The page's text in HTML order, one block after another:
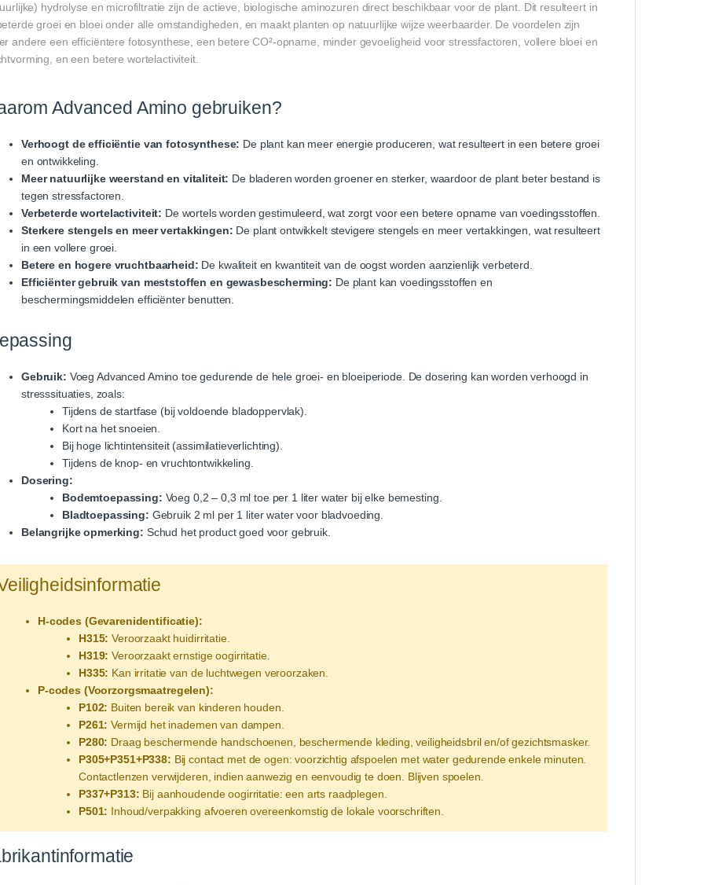
hydrolyse en microfiltratie zijn de actieve, biologische aminozuren direct beschikbaar voor de plant. Dit resulteert in
groei en bloei onder alle omstandigheden, en maakt planten op natuurlijke wijze weerbaarder. De voordelen zijn
andere een efficiëntere fotosynthese, een betere CO²-opname, minder gevoeligheid voor stressfactoren, vollere bloei en
en een betere wortelactiviteit.
Advanced Amino gebruiken?
Verhoogt de efficiëntie van fotosynthese: De plant kan meer energie produceren, wat resulteert in een betere groei
en ontwikkeling.
Meer natuurlijke weerstand en vitaliteit: De bladeren worden groener en sterker, waardoor de plant beter bestand is
tegen stressfactoren.
Verbeterde wortelactiviteit: De wortels worden gestimuleerd, wat zorgt voor een betere opname van voedingsstoffen.
Sterkere stengels en meer vertakkingen: De plant ontwikkelt stevigere stengels en meer vertakkingen, wat resulteert
in een vollere groei.
Betere en hogere vruchtbaarheid: De kwaliteit en kwantiteit van de oogst worden aanzienlijk verbeterd.
Efficiënter gebruik van meststoffen en gewasbescherming: De plant kan voedingsstoffen en
beschermingsmiddelen efficiënter benutten.
Gebruik: Voeg Advanced Amino toe gedurende de hele groei- en bloeiperiode. De dosering kan worden verhoogd in
stresssituaties, zoals:
Tijdens de startfase (bij voldoende bladoppervlak).
Kort na het snoeien.
Bij hoge lichtintensiteit (assimilatieverlichting).
Tijdens de knop- en vruchtontwikkeling.
Dosering:
Bodemtoepassing: Voeg 0,2 – 0,3 ml toe per 1 liter water bij elke bemesting.
Bladtoepassing: Gebruik 2 ml per 1 liter water voor bladvoeding.
Belangrijke opmerking: Schud het product goed voor gebruik.
H-codes (Gevarenidentificatie):
H315: Veroorzaakt huidirritatie.
H319: Veroorzaakt ernstige oogirritatie.
H335: Kan irritatie van de luchtwegen veroorzaken.
P-codes (Voorzorgsmaatregelen):
P102: Buiten bereik van kinderen houden.
P261: Vermijd het inademen van dampen.
P280: Draag beschermende handschoenen, beschermende kleding, veiligheidsbril en/of gezichtsmasker.
P305+P351+P338: Bij contact met de ogen: voorzichtig afspoelen met water gedurende enkele minuten.
Contactlenzen verwijderen, indien aanwezig en eenvoudig te doen. Blijven spoelen.
P337+P313: Bij aanhoudende oogirritatie: een arts raadplegen.
P501: Inhoud/verpakking afvoeren overeenkomstig de lokale voorschriften.